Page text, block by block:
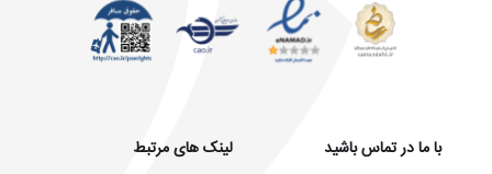
با ما در تماس باشید
لینک های مرتبط